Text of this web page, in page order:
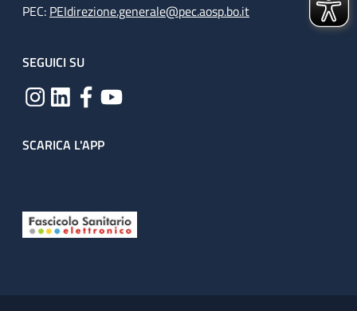
PEC: PEIdirezione.generale@pec.aosp.bo.it
SEGUICI SU
SCARICA L'APP